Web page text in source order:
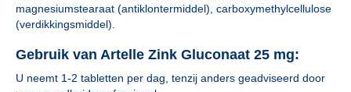
magnesiumstearaat (antiklontermiddel), carboxymethylcellulose
(verdikkingsmiddel).
Gebruik van Artelle Zink Gluconaat 25 mg:
U neemt 1-2 tabletten per dag, tenzij anders geadviseerd door